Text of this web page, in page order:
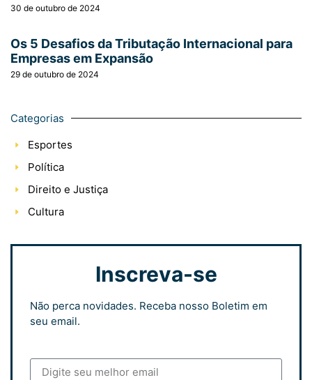
30 de outubro de 2024
Os 5 Desafios da Tributação Internacional para
Empresas em Expansão
29 de outubro de 2024
Categorias
Esportes
Política
Direito e Justiça
Cultura
Inscreva-se
Não perca novidades. Receba nosso Boletim em
seu email.